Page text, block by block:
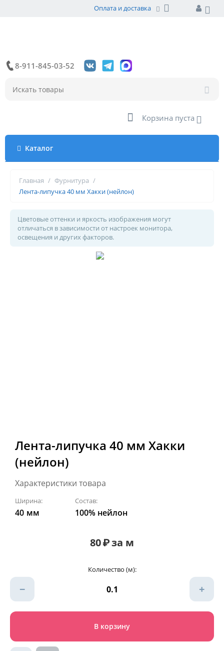
Оплата и доставка
8-911-845-03-52
Корзина пуста
Каталог
Главная / Фурнитура /
Лента-липучка 40 мм Хакки (нейлон)
Цветовые оттенки и яркость изображения могут
отличаться в зависимости от настроек монитора,
освещения и других факторов.
Лента-липучка 40 мм Хакки
(нейлон)
Характеристики товара
Ширина:
40 мм
Состав:
100% нейлон
80₽за м
Количество (м):
− +
В корзину